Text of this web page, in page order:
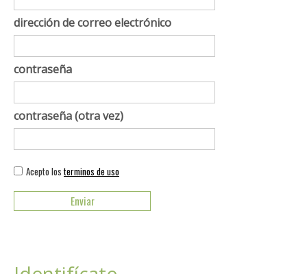
dirección de correo electrónico
contraseña
contraseña (otra vez)
Acepto los terminos de uso